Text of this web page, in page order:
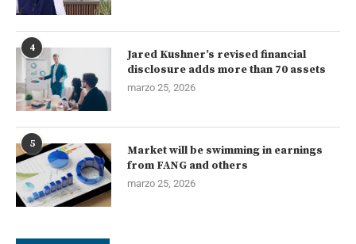
4
Jared Kushner’s revised financial
disclosure adds more than 70 assets
marzo 25, 2026
5
Market will be swimming in earnings
from FANG and others
marzo 25, 2026